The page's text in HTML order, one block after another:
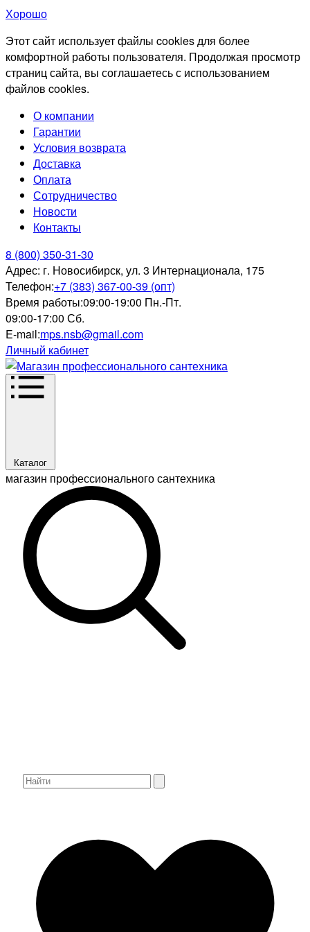
Хорошо
Этот сайт использует файлы cookies для более
комфортной работы пользователя. Продолжая просмотр
страниц сайта, вы соглашаетесь с использованием
файлов cookies.
О компании
Гарантии
Условия возврата
Доставка
Оплата
Сотрудничество
Новости
Контакты
8 (800) 350-31-30
Адрес: г. Новосибирск, ул. 3 Интернационала, 175
Телефон:+7 (383) 367-00-39 (опт)
Время работы:09:00-19:00 Пн.-Пт.
09:00-17:00 Сб.
E-mail:mps.nsb@gmail.com
Личный кабинет
Каталог
магазин профессионального сантехника